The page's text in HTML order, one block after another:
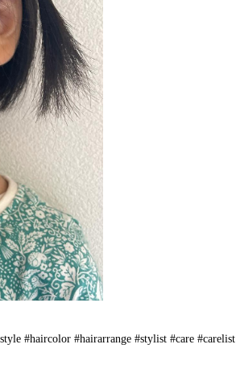
#haircolor #hairarrange #stylist #care #carelist